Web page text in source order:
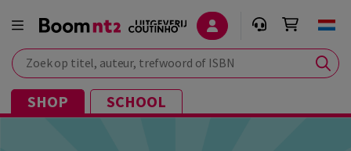
Zoek op titel, auteur, trefwoord of ISBN
SHOP SCHOOL